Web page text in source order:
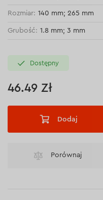
Rozmiar: 140 mm; 265 mm
Grubość: 1.8 mm; 3 mm
Dostępny
46.49 Zł
Dodaj
Porównaj